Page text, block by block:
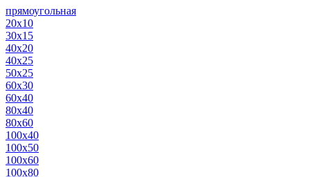
прямоугольная
20х10
30х15
40х20
40х25
50х25
60х30
60х40
80х40
80х60
100х40
100х50
100х60
100х80